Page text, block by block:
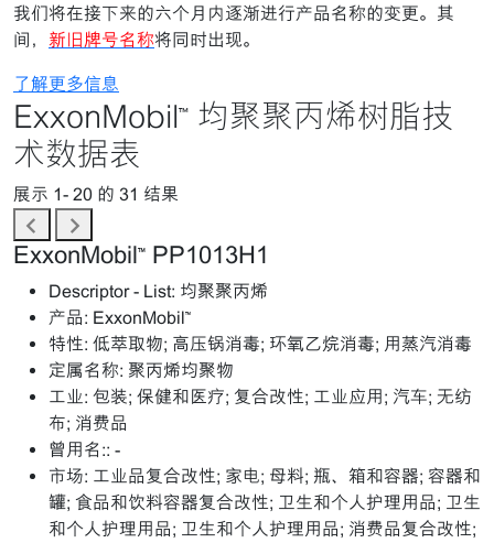
我们将在接下来的六个月内逐渐进行产品名称的变更。其
间， 新旧牌号名称将同时出现。
了解更多信息
ExxonMobil™ 均聚聚丙烯树脂技
术数据表
展示 1- 20 的 31 结果
ExxonMobil™ PP1013H1
Descriptor - List: 均聚聚丙烯
产品: ExxonMobil™
特性: 低萃取物; 高压锅消毒; 环氧乙烷消毒; 用蒸汽消毒
定属名称: 聚丙烯均聚物
工业: 包装; 保健和医疗; 复合改性; 工业应用; 汽车; 无纺
布; 消费品
曾用名:: -
市场: 工业品复合改性; 家电; 母料; 瓶、箱和容器; 容器和
罐; 食品和饮料容器复合改性; 卫生和个人护理用品; 卫生
和个人护理用品; 卫生和个人护理用品; 消费品复合改性;